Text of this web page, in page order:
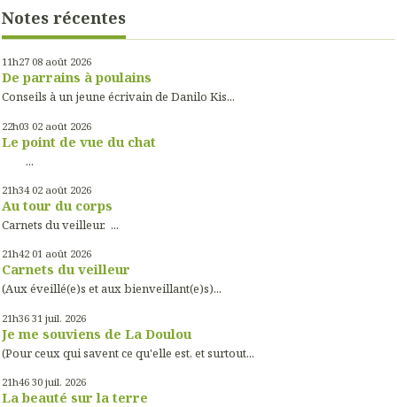
Notes récentes
11h27 08 août 2026
De parrains à poulains
Conseils à un jeune écrivain de Danilo Kis...
22h03 02 août 2026
Le point de vue du chat
...
21h34 02 août 2026
Au tour du corps
Carnets du veilleur. ...
21h42 01 août 2026
Carnets du veilleur
(Aux éveillé(e)s et aux bienveillant(e)s)...
21h36 31 juil. 2026
Je me souviens de La Doulou
(Pour ceux qui savent ce qu'elle est, et surtout...
21h46 30 juil. 2026
La beauté sur la terre